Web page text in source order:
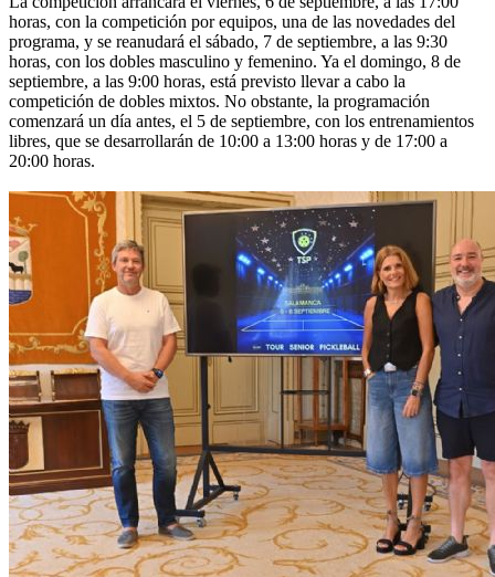
horas, con la competición por equipos, una de las novedades del
programa, y se reanudará el sábado, 7 de septiembre, a las 9:30
horas, con los dobles masculino y femenino. Ya el domingo, 8 de
septiembre, a las 9:00 horas, está previsto llevar a cabo la
competición de dobles mixtos. No obstante, la programación
comenzará un día antes, el 5 de septiembre, con los entrenamientos
libres, que se desarrollarán de 10:00 a 13:00 horas y de 17:00 a
20:00 horas.